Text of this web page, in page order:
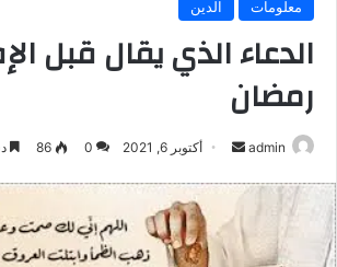
معلومات الدين
الدعاء الذي يقال قبل
رمضان
admin
أرسل
إلكترونيا
أكتوبر 6, 2021 0
86